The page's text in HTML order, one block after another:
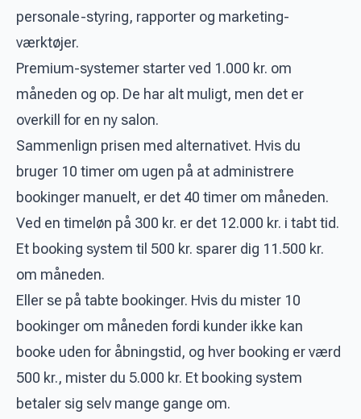
personale-styring, rapporter og marketing-
værktøjer.
Premium-systemer starter ved 1.000 kr. om
måneden og op. De har alt muligt, men det er
overkill for en ny salon.
Sammenlign prisen med alternativet. Hvis du
bruger 10 timer om ugen på at administrere
bookinger manuelt, er det 40 timer om måneden.
Ved en timeløn på 300 kr. er det 12.000 kr. i tabt tid.
Et booking system til 500 kr. sparer dig 11.500 kr.
om måneden.
Eller se på tabte bookinger. Hvis du mister 10
bookinger om måneden fordi kunder ikke kan
booke uden for åbningstid, og hver booking er værd
500 kr., mister du 5.000 kr. Et booking system
betaler sig selv mange gange om.